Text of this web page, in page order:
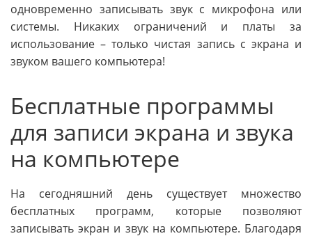
одновременно записывать звук с микрофона или
системы. Никаких ограничений и платы за
использование – только чистая запись с экрана и
звуком вашего компьютера!
Бесплатные программы
для записи экрана и звука
на компьютере
На сегодняшний день существует множество
бесплатных программ, которые позволяют
записывать экран и звук на компьютере. Благодаря